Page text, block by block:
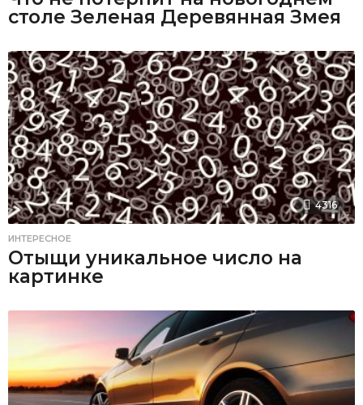
столе Зеленая Деревянная Змея
4316
ИНТЕРЕСНОЕ
Отыщи уникальное число на
картинке